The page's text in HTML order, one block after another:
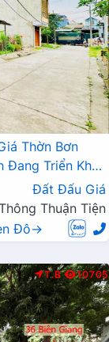
Thờn Bơn
Đang Triển Khai
Đất Đấu Giá
Thuận Tiện
Đô→
T.B 10705